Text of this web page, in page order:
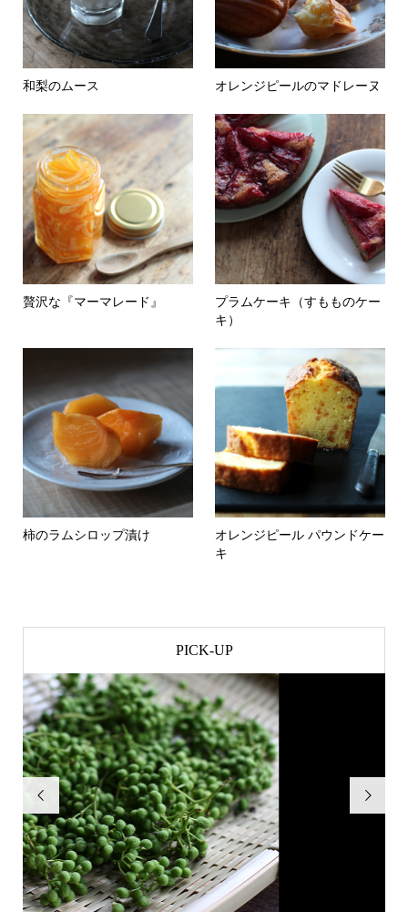
和梨のムース オレンジピールのマドレーヌ
贅沢な『マーマレード』
プラムケーキ（すもものケー
キ）
柿のラムシロップ漬け
オレンジピール パウンドケー
キ
PICK-UP
 